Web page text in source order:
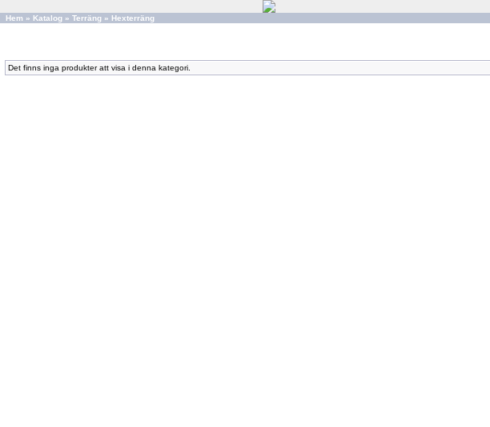
Hem » Katalog » Terräng » Hexterräng
Det finns inga produkter att visa i denna kategori.